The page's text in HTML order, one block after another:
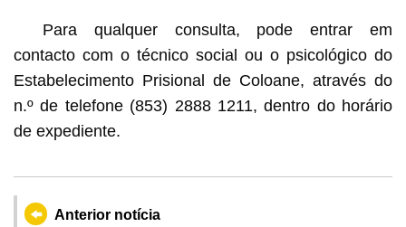
Para qualquer consulta, pode entrar em
contacto com o técnico social ou o psicológico do
Estabelecimento Prisional de Coloane, através do
n.º de telefone (853) 2888 1211, dentro do horário
de expediente.
Anterior notícia